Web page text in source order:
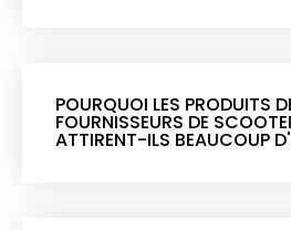
POURQUOI LES PRODUITS
FOURNISSEURS DE
ATTIRENT-ILS BEAUCOUP